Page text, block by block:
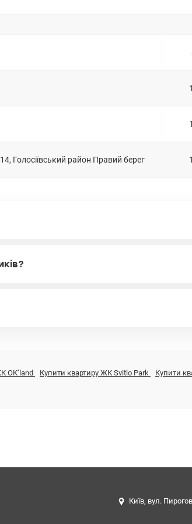
Голосіївський район Правий берег
OK’land Купити квартиру ЖК Svitlo Park
Купити
Київ, вул.